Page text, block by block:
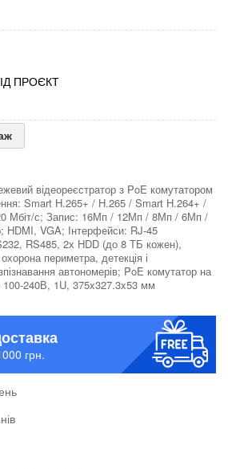
ПРОЄКТ
відеореєстратор з PoE комутатором
Smart H.265+ / H.265 / Smart H.264+ /
Мбіт/с; Запис: 16Мп / 12Мп / 8Мп / 6Мп /
VGA; Інтерфейси: RJ-45
RS485, 2х HDD (до 8 ТБ кожен),
периметра, детекція і
автономерів; PoE комутатор на
100-240В, 1U, 375x327.3x53 мм
грн.